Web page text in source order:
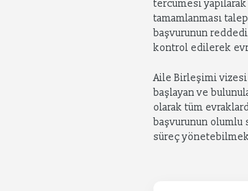
tercümesi
tamamlanması
başvurunun
kontrol edilerek
Aile Birleşimi
başlayan ve
olarak tüm
başvurunun olumlu
süreç